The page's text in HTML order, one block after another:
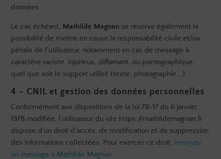
données.
Le cas échéant, Mathilde Magnan se réserve également la
possibilité de mettre en cause la responsabilité civile et/ou
pénale de l’utilisateur, notamment en cas de message à
caractère raciste, injurieux, diffamant, ou pornographique,
quel que soit le support utilisé (texte, photographie …).
4 – CNIL et gestion des données personnelles
Conformément aux dispositions de la loi 78-17 du 6 janvier
1978 modifiée, l’utilisateur du site https://mathildemagnan.fr
dispose d’un droit d’accès, de modification et de suppression
des informations collectées. Pour exercer ce droit, envoyez
un message à Mathilde Magnan.